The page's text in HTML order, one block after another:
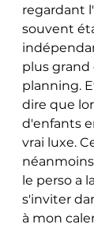
regardant
souvent
plus grand
planning.
dire que
d'enfants
vrai luxe.
le perso a
s'inviter
à mon